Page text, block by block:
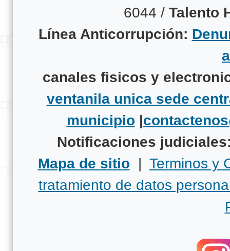
6044 / Talento
Línea Anticorrupción:
canales fisicos y
ventanila unica sede
municipio |
Notificaciones
Mapa de sitio | Terminos y
tratamiento de datos